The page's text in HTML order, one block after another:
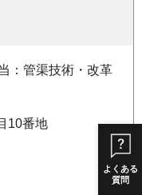
よくある
質問
：管渠技術・改革
10番地